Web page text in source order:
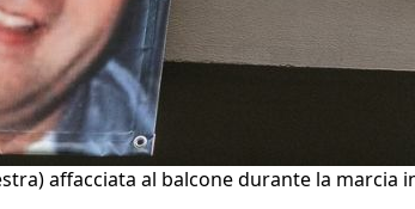
affacciata al balcone durante la